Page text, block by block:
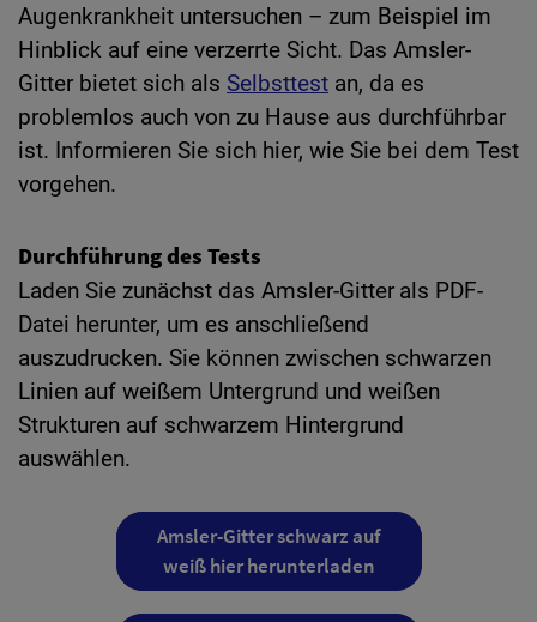
Augenkrankheit untersuchen – zum Beispiel im
Hinblick auf eine verzerrte Sicht. Das Amsler-
Gitter bietet sich als Selbsttest an, da es
problemlos auch von zu Hause aus durchführbar
ist. Informieren Sie sich hier, wie Sie bei dem Test
vorgehen.
Durchführung des Tests
Laden Sie zunächst das Amsler-Gitter als PDF-
Datei herunter, um es anschließend
auszudrucken. Sie können zwischen schwarzen
Linien auf weißem Untergrund und weißen
Strukturen auf schwarzem Hintergrund
auswählen.
Amsler-Gitter schwarz auf
weiß hier herunterladen